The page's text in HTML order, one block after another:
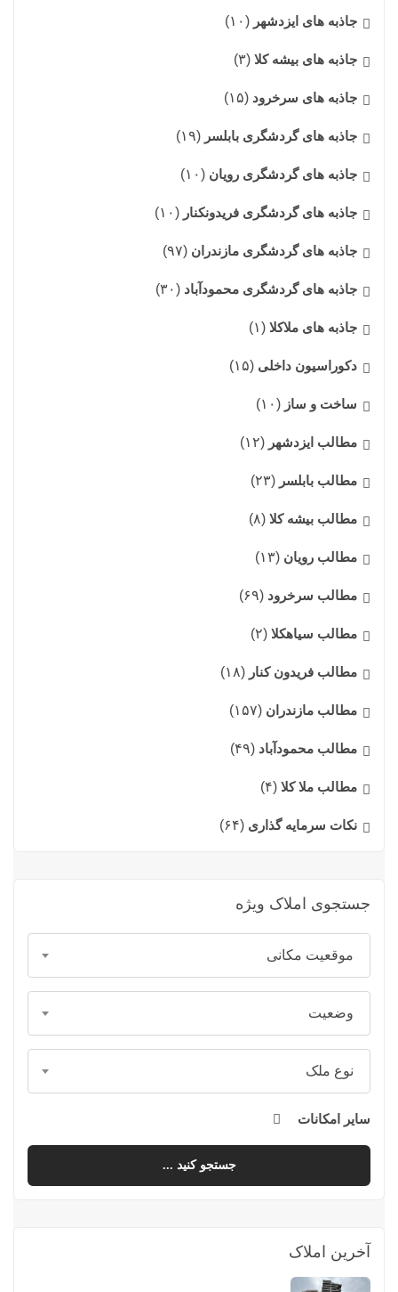
جاذبه های ایزدشهر (۱۰)
جاذبه های بیشه کلا (۳)
جاذبه های سرخرود (۱۵)
جاذبه های گردشگری بابلسر (۱۹)
جاذبه های گردشگری رویان (۱۰)
جاذبه های گردشگری فریدونکنار (۱۰)
جاذبه های گردشگری مازندران (۹۷)
جاذبه های گردشگری محمودآباد (۳۰)
جاذبه های ملاکلا (۱)
دکوراسیون داخلی (۱۵)
ساخت و ساز (۱۰)
مطالب ایزدشهر (۱۲)
مطالب بابلسر (۲۳)
مطالب بیشه کلا (۸)
مطالب رویان (۱۳)
مطالب سرخرود (۶۹)
مطالب سیاهکلا (۲)
مطالب فریدون کنار (۱۸)
مطالب مازندران (۱۵۷)
مطالب محمودآباد (۴۹)
مطالب ملا کلا (۴)
نکات سرمایه گذاری (۶۴)
جستجوی املاک ویژه
موقعیت مکانی
وضعیت
نوع ملک
سایر امکانات
جستجو کنید ...
آخرین املاک